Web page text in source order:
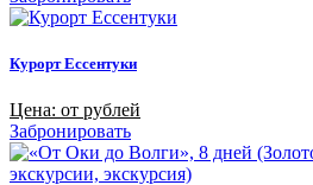
Курорт Ессентуки
Цена: от рублей
Забронировать